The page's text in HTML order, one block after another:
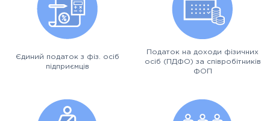
Єдиний податок з фіз. осіб
підприємців
Податок на доходи фізичних
осіб (ПДФО) за співробітників
ФОП